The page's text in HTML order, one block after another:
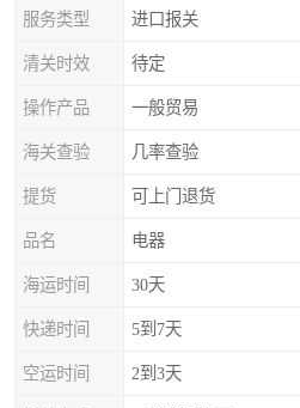
服务类型 进口报关
清关时效 待定
操作产品 一般贸易
海关查验 几率查验
提货 可上门退货
品名 电器
海运时间 30天
快递时间 5到7天
空运时间 2到3天